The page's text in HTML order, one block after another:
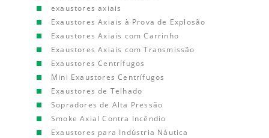
exaustores axiais
Exaustores Axiais à Prova de Explosão
Exaustores Axiais com Carrinho
Exaustores Axiais com Transmissão
Exaustores Centrífugos
Mini Exaustores Centrífugos
Exaustores de Telhado
Sopradores de Alta Pressão
Smoke Axial Contra Incêndio
Exaustores para Indústria Náutica